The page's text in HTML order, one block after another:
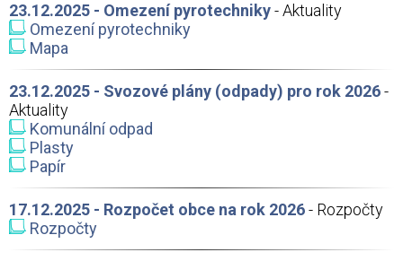
23.12.2025 - Omezení pyrotechniky- Aktuality
Omezení pyrotechniky
Mapa
23.12.2025 - Svozové plány (odpady) pro rok 2026-
Aktuality
Komunální odpad
Plasty
Papír
17.12.2025 - Rozpočet obce na rok 2026- Rozpočty
Rozpočty